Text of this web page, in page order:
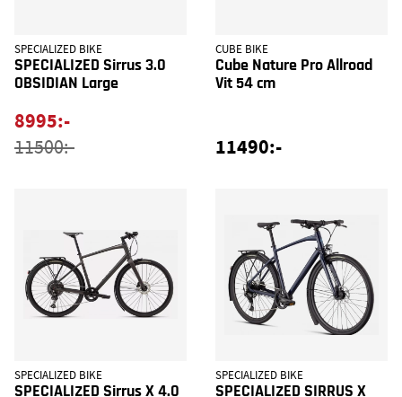
SPECIALIZED BIKE
SPECIALIZED Sirrus 3.0
OBSIDIAN Large
8995:-
11500:-
CUBE BIKE
Cube Nature Pro Allroad
Vit 54 cm
11490:-
SPECIALIZED BIKE
SPECIALIZED Sirrus X 4.0
SPECIALIZED BIKE
SPECIALIZED SIRRUS X